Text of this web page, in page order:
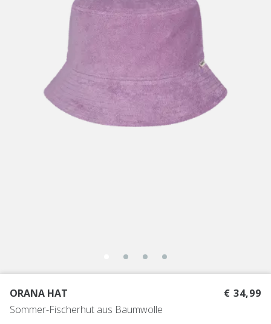
ORANA HAT
Sommer-Fischerhut aus Baumwolle
€ 34,99